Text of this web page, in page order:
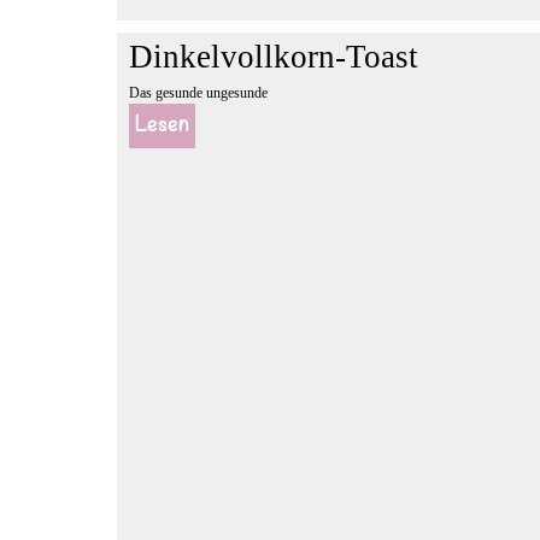
Dinkelvollkorn-Toast
Das gesunde ungesunde
Lesen